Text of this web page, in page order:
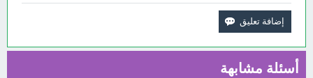
أسئلة مشابهة